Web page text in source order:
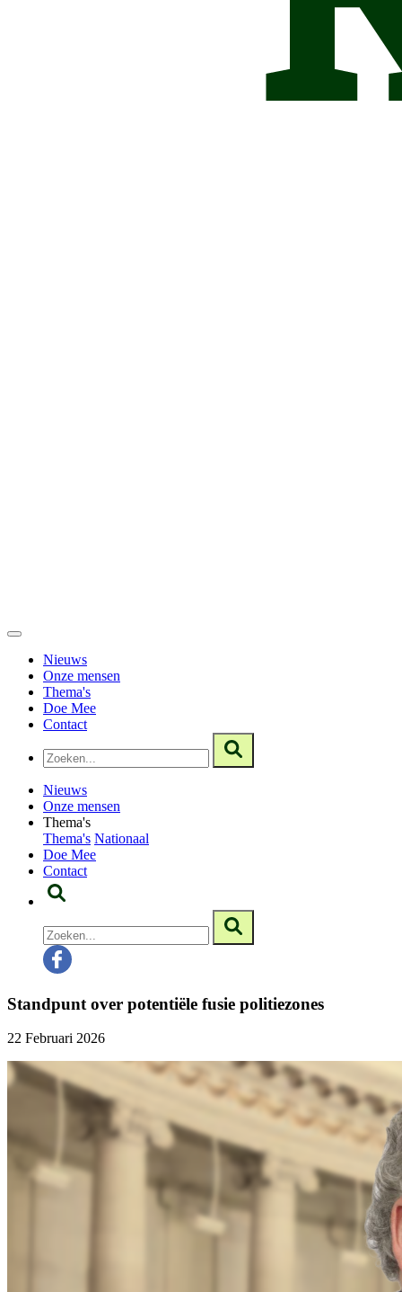
Nieuws
Onze mensen
Thema's
Doe Mee
Contact
Nieuws
Onze mensen
Thema's
Thema's Nationaal
Doe Mee
Contact
Standpunt over potentiële fusie politiezones
22 Februari 2026